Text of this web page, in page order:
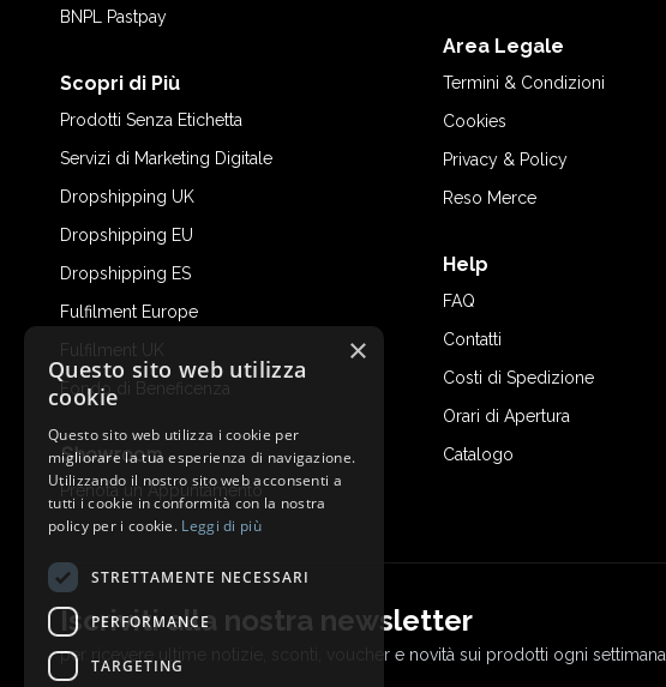
BNPL Pastpay
Scopri di Più
Prodotti Senza Etichetta
Servizi di Marketing Digitale
Dropshipping UK
Dropshipping EU
Dropshipping ES
Fulfilment Europe
Fulfilment UK
Fondo di Beneficenza
Showroom
Prenota un Appuntamento
Area Legale
Termini & Condizioni
Cookies
Privacy & Policy
Reso Merce
Help
FAQ
Contatti
Costi di Spedizione
Orari di Apertura
Catalogo
Iscriviti alla nostra newsletter
per ricevere ultime notizie, sconti, voucher e novità sui prodotti ogni settimana.
×
Questo sito web utilizza
cookie
Questo sito web utilizza i cookie per
migliorare la tua esperienza di navigazione.
Utilizzando il nostro sito web acconsenti a
tutti i cookie in conformità con la nostra
policy per i cookie. Leggi di più
STRETTAMENTE NECESSARI
PERFORMANCE
TARGETING